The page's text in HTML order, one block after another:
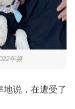
年摄
地说，在遭受了